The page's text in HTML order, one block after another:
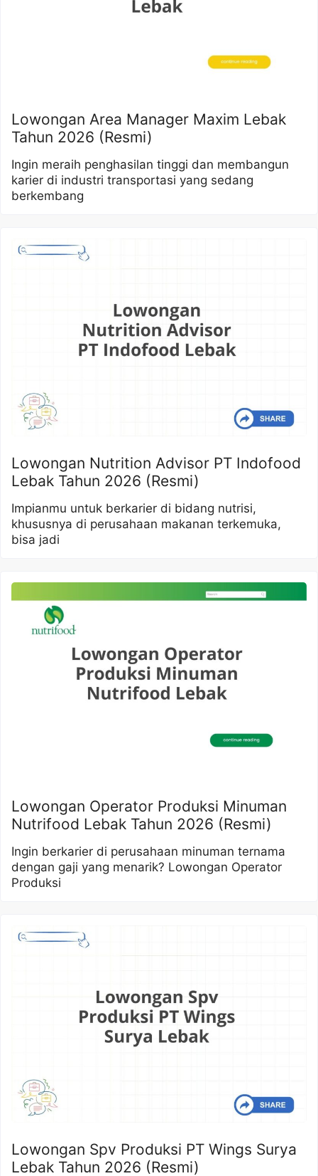
Lowongan Area Manager Maxim Lebak
Tahun 2026 (Resmi)
Ingin meraih penghasilan tinggi dan membangun
karier di industri transportasi yang sedang
berkembang
Lowongan Nutrition Advisor PT Indofood
Lebak Tahun 2026 (Resmi)
Impianmu untuk berkarier di bidang nutrisi,
khususnya di perusahaan makanan terkemuka,
bisa jadi
Lowongan Operator Produksi Minuman
Nutrifood Lebak Tahun 2026 (Resmi)
Ingin berkarier di perusahaan minuman ternama
dengan gaji yang menarik? Lowongan Operator
Produksi
Lowongan Spv Produksi PT Wings Surya
Lebak Tahun 2026 (Resmi)